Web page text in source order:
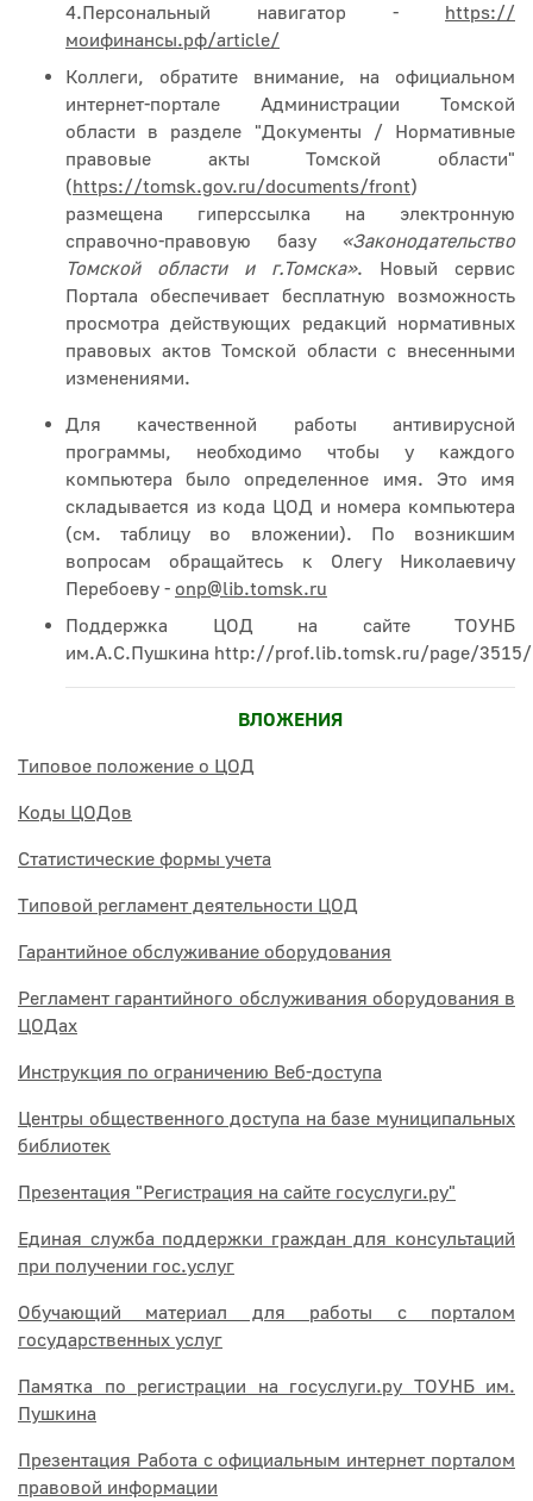
4.Персональный навигатор - https://
моифинансы.рф/article/
Коллеги, обратите внимание, на официальном
интернет-портале Администрации Томской
области в разделе "Документы / Нормативные
правовые акты Томской области"
(https://tomsk.gov.ru/documents/front)
размещена гиперссылка на электронную
справочно-правовую базу «Законодательство
Томской области и г.Томска». Новый сервис
Портала обеспечивает бесплатную возможность
просмотра действующих редакций нормативных
правовых актов Томской области с внесенными
изменениями.
Для качественной работы антивирусной
программы, необходимо чтобы у каждого
компьютера было определенное имя. Это имя
складывается из кода ЦОД и номера компьютера
(см. таблицу во вложении). По возникшим
вопросам обращайтесь к Олегу Николаевичу
Перебоеву - onp@lib.tomsk.ru
Поддержка ЦОД на сайте ТОУНБ
им.А.С.Пушкина http://prof.lib.tomsk.ru/page/3515/
ВЛОЖЕНИЯ
Типовое положение о ЦОД
Коды ЦОДов
Статистические формы учета
Типовой регламент деятельности ЦОД
Гарантийное обслуживание оборудования
Регламент гарантийного обслуживания оборудования в
ЦОДах
Инструкция по ограничению Веб-доступа
Центры общественного доступа на базе муниципальных
библиотек
Презентация "Регистрация на сайте госуслуги.ру"
Единая служба поддержки граждан для консультаций
при получении гос.услуг
Обучающий материал для работы с порталом
государственных услуг
Памятка по регистрации на госуслуги.ру ТОУНБ им.
Пушкина
Презентация Работа с официальным интернет порталом
правовой информации